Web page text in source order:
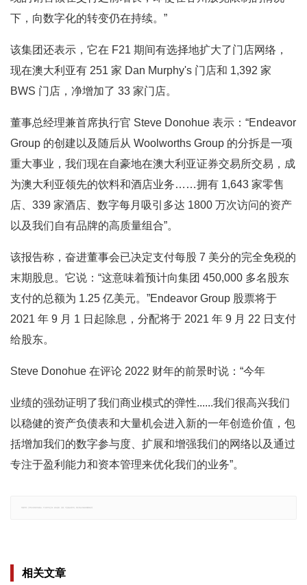
下，向数字化的转变仍在持续。”
该集团还表示，它在 F21 期间有选择地扩大了门店网络，
现在澳大利亚有 251 家 Dan Murphy's 门店和 1,392 家
BWS 门店，净增加了 33 家门店。
董事总经理兼首席执行官 Steve Donohue 表示：“Endeavor
Group 的创建以及随后从 Woolworths Group 的分拆是一项
重大事业，我们现在自豪地在澳大利亚证券交易所交易，成
为澳大利亚领先的饮料和酒店业务……拥有 1,643 家零售
店、339 家酒店、数字每月吸引多达 1800 万次访问的资产
以及我们自有品牌的高质量组合”。
该报告称，奋进董事会已决定支付每股 7 美分的完全免税的
末期股息。它说：“这意味着预计向集团 450,000 多名股东
支付的总额为 1.25 亿美元。”Endeavor Group 股票将于
2021 年 9 月 1 日起除息，分配将于 2021 年 9 月 22 日支付
给股东。
Steve Donohue 在评论 2022 财年的前景时说：“今年
业绩的强劲证明了我们商业模式的弹性......我们很高兴我们
以稳健的资产负债表和大量机会进入新的一年创造价值，包
括增加我们的数字参与度、扩展和增强我们的网络以及通过
专注于盈利能力和资本管理来优化我们的业务”。
相关文章